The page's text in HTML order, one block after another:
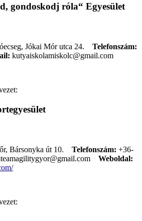
gondoskodj róla“ Egyesület
Jókai Mór utca 24. Telefonszám:
kutyaiskolamiskolc@gmail.com
Bársonyka út 10. Telefonszám: +36-
Weboldal: